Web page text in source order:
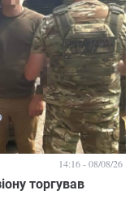
торгував
14:16 - 08/08/26